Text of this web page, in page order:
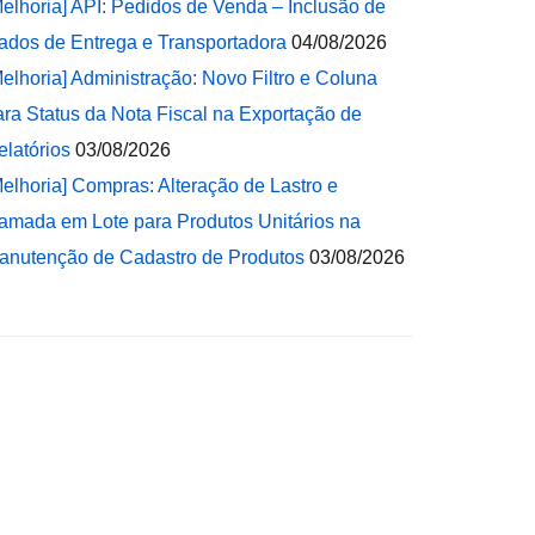
API: Pedidos de Venda – Inclusão de
de Entrega e Transportadora 04/08/2026
Administração: Novo Filtro e Coluna
Status da Nota Fiscal na Exportação de
03/08/2026
Compras: Alteração de Lastro e
em Lote para Produtos Unitários na
de Cadastro de Produtos 03/08/2026